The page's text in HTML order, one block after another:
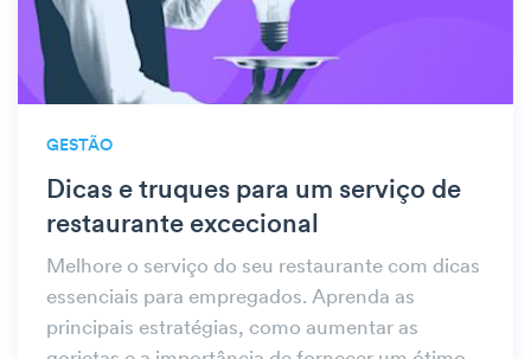
GESTÃO
Dicas e truques para um serviço de
restaurante excecional
Melhore o serviço do seu restaurante com dicas
essenciais para empregados. Aprenda as
principais estratégias, como aumentar as